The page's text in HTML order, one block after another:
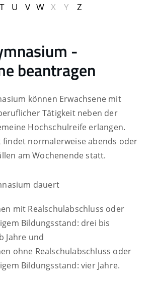
T U V W X Y Z
-
beantragen
können Erwachsene mit
Tätigkeit neben der
Hochschulreife erlangen.
normalerweise abends oder
am Wochenende statt.
dauert
mit Realschulabschluss oder
Bildungsstand: drei bis
Jahre und
ohne Realschulabschluss oder
Bildungsstand: vier Jahre.